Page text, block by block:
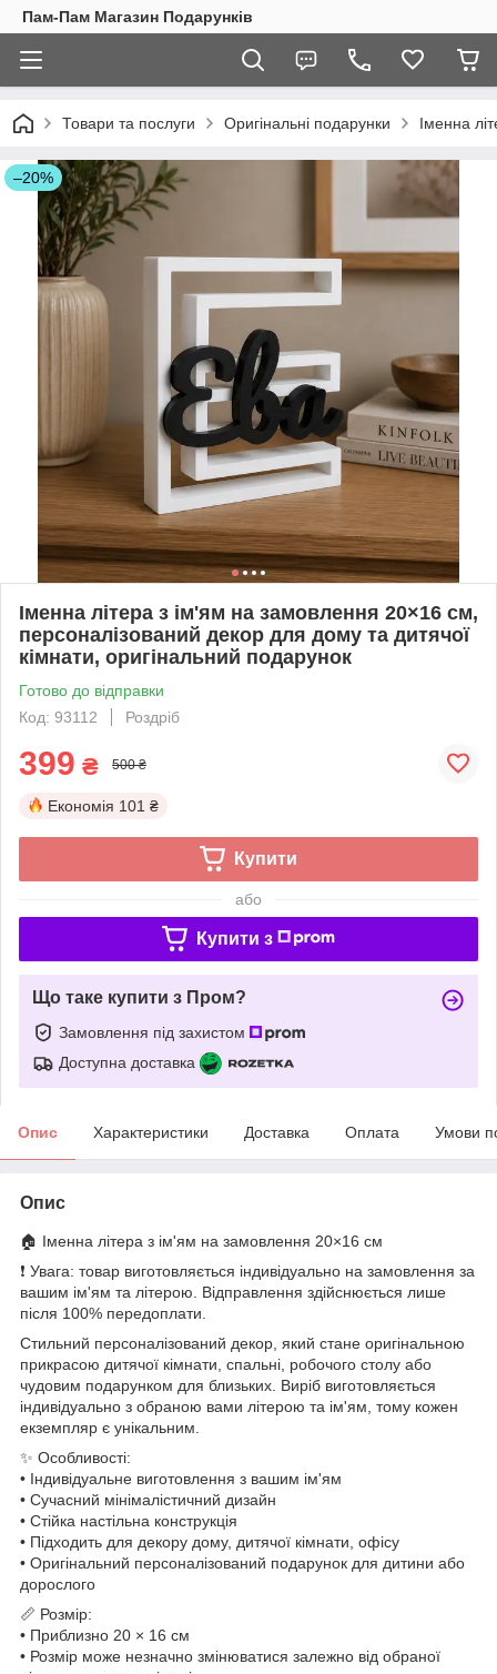
Пам-Пам Магазин Подарунків
Товари та послуги Оригінальні подарунки Іменна
–20%
Іменна літера з ім'ям на замовлення 20×16 см,
персоналізований декор для дому та дитячої
кімнати, оригінальний подарунок
Готово до відправки
Код: 93112
Роздріб
399 ₴ 500 ₴
Економія 101 ₴
Купити
або
Купити з
Що таке купити з Пром?
Замовлення під захистом
Доступна доставка
Опис Характеристики Доставка Оплата Умови
Опис
🏠 Іменна літера з ім'ям на замовлення 20×16 см
❗ Увага: товар виготовляється індивідуально на замовлення за
вашим ім'ям та літерою. Відправлення здійснюється лише
після 100% передоплати.
Стильний персоналізований декор, який стане оригінальною
прикрасою дитячої кімнати, спальні, робочого столу або
чудовим подарунком для близьких. Виріб виготовляється
індивідуально з обраною вами літерою та ім'ям, тому кожен
екземпляр є унікальним.
✨ Особливості:
• Індивідуальне виготовлення з вашим ім'ям
• Сучасний мінімалістичний дизайн
• Стійка настільна конструкція
• Підходить для декору дому, дитячої кімнати, офісу
• Оригінальний персоналізований подарунок для дитини або
дорослого
📏 Розмір:
• Приблизно 20 × 16 см
• Розмір може незначно змінюватися залежно від обраної